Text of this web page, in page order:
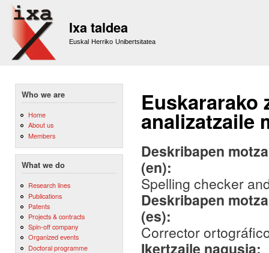
Ixa taldea
Euskal Herriko Unibertsitatea
Who we are
Home
About us
Members
What we do
Research lines
Publications
Patents
Projects & contracts
Spin-off company
Organized events
Doctoral programme
Euskararako
analizatzaile
Deskribapen
(en):
Spelling checker
Deskribapen
(es):
Corrector
Ikertzaile nagusia: